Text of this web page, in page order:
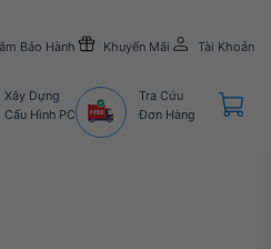
Bảo Hành Khuyến Mãi Tài Khoản
Xây Dựng
Cấu Hình PC
Tra Cứu
Đơn Hàng